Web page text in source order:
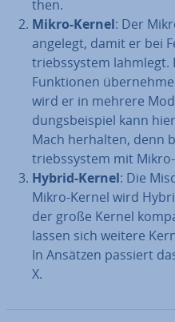
then.
Mikro-Kernel: Der
angelegt, damit er bei
triebs­sys­tem
Funk­tio­nen
wird er in mehrere
dungs­bei­spiel kann
Mach herhalten, denn
triebs­sys­tem mit
Hybrid-Kernel: Die
Mikro-Kernel wird
der große Kernel
lassen sich weitere
In Ansätzen passiert
X.